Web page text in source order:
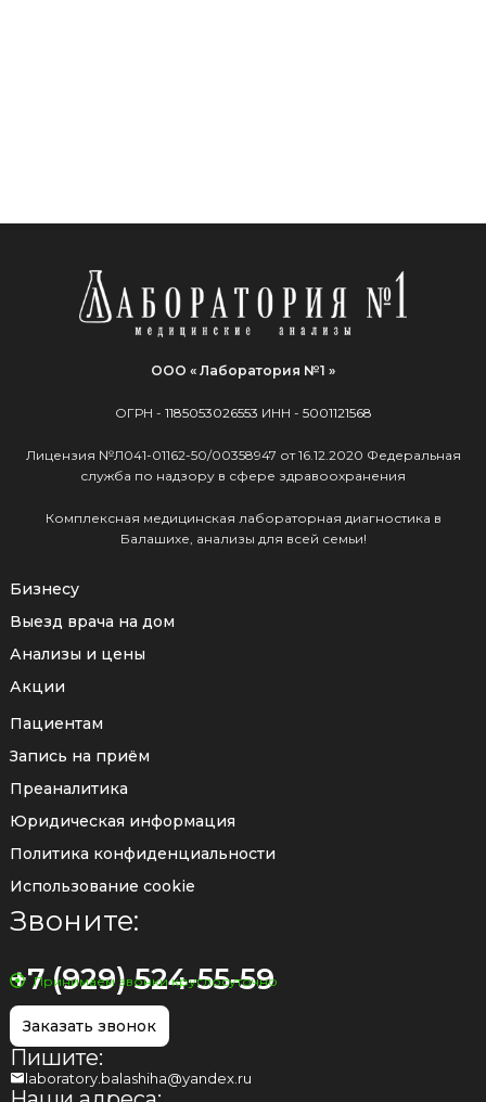
ООО « Лаборатория №1 »
ОГРН - 1185053026553 ИНН - 5001121568
Лицензия №Л041-01162-50/00358947 от 16.12.2020 Федеральная
служба по надзору в сфере здравоохранения
Комплексная медицинская лабораторная диагностика в
Балашихе, анализы для всей семьи!
Бизнесу
Выезд врача на дом
Анализы и цены
Акции
Пациентам
Запись на приём
Преаналитика
Юридическая информация
Политика конфиденциальности
Использование cookie
Звоните:
+7 (929) 524-55-59
Принимаем звонки круглосуточно
Заказать звонок
Пишите:
laboratory.balashiha@yandex.ru